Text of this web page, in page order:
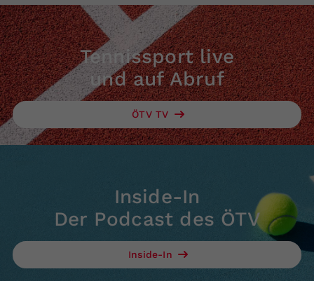
Tennissport live
und auf Abruf
ÖTV TV
Inside-In
Der Podcast des ÖTV
Inside-In